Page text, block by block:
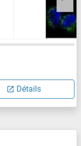
Détails